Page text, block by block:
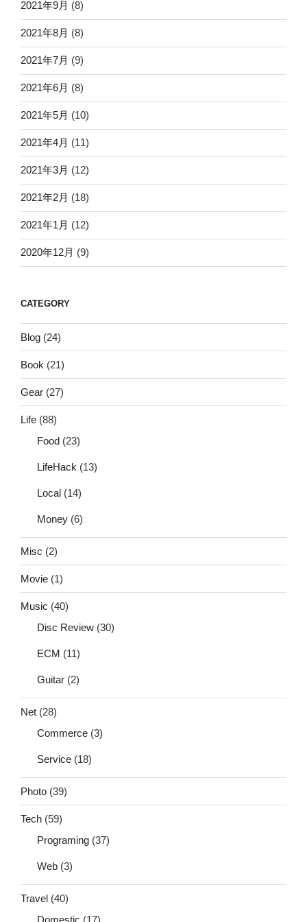
2021年9月 (8)
2021年8月 (8)
2021年7月 (9)
2021年6月 (8)
2021年5月 (10)
2021年4月 (11)
2021年3月 (12)
2021年2月 (18)
2021年1月 (12)
2020年12月 (9)
CATEGORY
Blog (24)
Book (21)
Gear (27)
Life (88)
Food (23)
LifeHack (13)
Local (14)
Money (6)
Misc (2)
Movie (1)
Music (40)
Disc Review (30)
ECM (11)
Guitar (2)
Net (28)
Commerce (3)
Service (18)
Photo (39)
Tech (59)
Programing (37)
Web (3)
Travel (40)